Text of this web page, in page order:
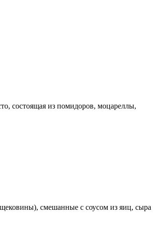
состоящая из помидоров, моцареллы,
щековины), смешанные с соусом из яиц, сыра